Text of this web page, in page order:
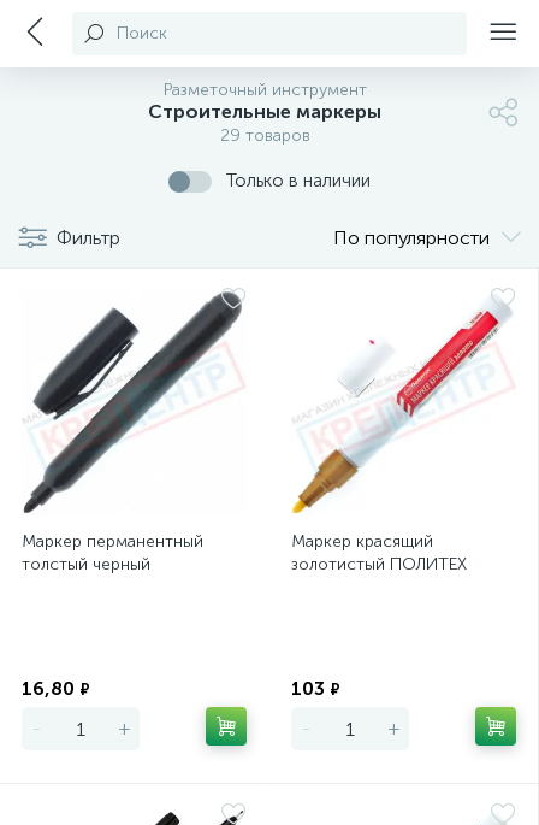
Поиск
Разметочный инструмент
Строительные маркеры
29 товаров
Только в наличии
Фильтр По популярности
Маркер перманентный
толстый черный
16,80 ₽
- +
Маркер красящий
золотистый ПОЛИТЕХ
103 ₽
- +